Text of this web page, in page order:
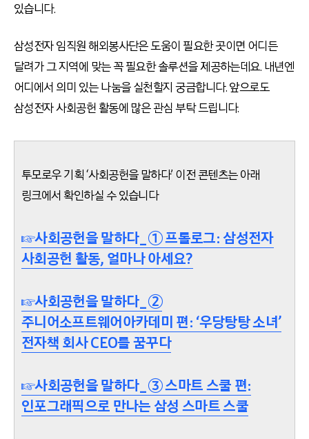
있습니다.
삼성전자 임직원 해외봉사단은 도움이 필요한 곳이면 어디든
달려가 그 지역에 맞는 꼭 필요한 솔루션을 제공하는데요. 내년엔
어디에서 의미 있는 나눔을 실천할지 궁금합니다. 앞으로도
삼성전자 사회공헌 활동에 많은 관심 부탁 드립니다.
투모로우 기획 ‘사회공헌을 말하다’ 이전 콘텐츠는 아래
링크에서 확인하실 수 있습니다
☞사회공헌을 말하다_① 프롤로그: 삼성전자
사회공헌 활동, 얼마나 아세요?
☞사회공헌을 말하다_②
주니어소프트웨어아카데미 편: ‘우당탕탕 소녀’
전자책 회사 CEO를 꿈꾸다
☞사회공헌을 말하다_③ 스마트 스쿨 편:
인포그래픽으로 만나는 삼성 스마트 스쿨